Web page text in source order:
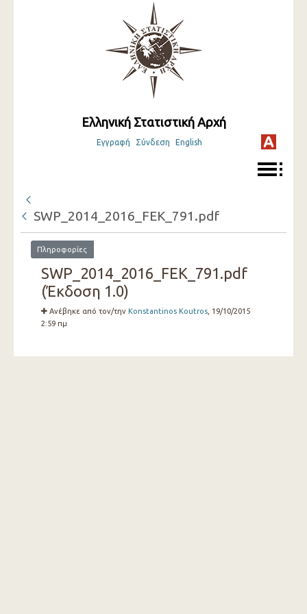
Ελληνική Στατιστική Αρχή
Εγγραφή Σύνδεση English
SWP_2014_2016_FEK_791.pdf
Πληροφορίες
SWP_2014_2016_FEK_791.pdf
(Έκδοση 1.0)
Ανέβηκε από τον/την Konstantinos Koutros, 19/10/2015
2:59 πμ